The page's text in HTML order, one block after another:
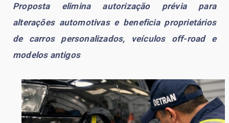
Proposta elimina autorização prévia para
alterações automotivas e beneficia proprietários
de carros personalizados, veículos off-road e
modelos antigos